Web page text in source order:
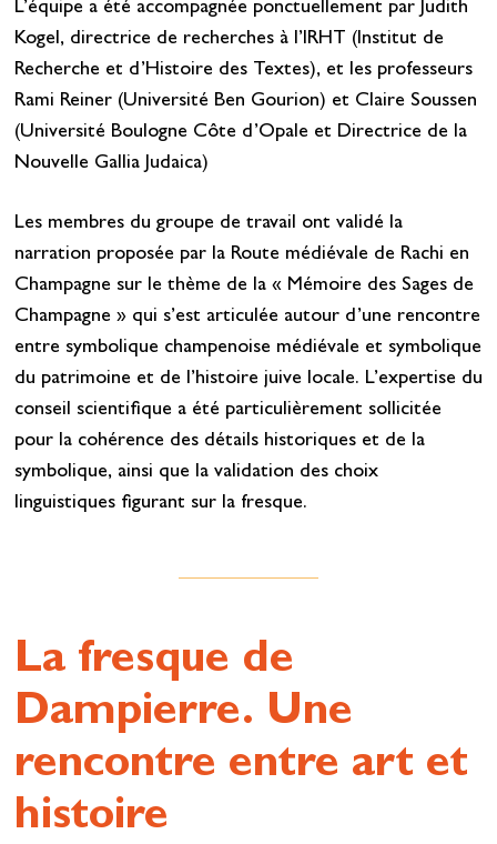
L’équipe a été accompagnée ponctuellement par Judith
Kogel, directrice de recherches à l’IRHT (Institut de
Recherche et d’Histoire des Textes), et les professeurs
Rami Reiner (Université Ben Gourion) et Claire Soussen
(Université Boulogne Côte d’Opale et Directrice de la
Nouvelle Gallia Judaica)
Les membres du groupe de travail ont validé la
narration proposée par la Route médiévale de Rachi en
Champagne sur le thème de la « Mémoire des Sages de
Champagne » qui s’est articulée autour d’une rencontre
entre symbolique champenoise médiévale et symbolique
du patrimoine et de l’histoire juive locale. L’expertise du
conseil scientifique a été particulièrement sollicitée
pour la cohérence des détails historiques et de la
symbolique, ainsi que la validation des choix
linguistiques figurant sur la fresque.
La fresque de
Dampierre. Une
rencontre entre art et
histoire